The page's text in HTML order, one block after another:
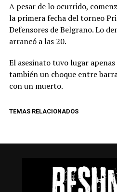
A pesar de lo ocurrido,
la primera fecha del torneo
Defensores de Belgrano. Lo
arrancó a las 20.
El asesinato tuvo lugar
también un choque entre
con un muerto.
TEMAS RELACIONADOS